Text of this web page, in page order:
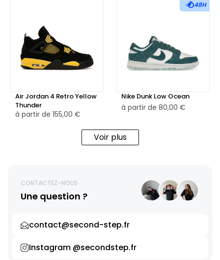
Air Jordan 4 Retro Yellow
Thunder
à partir de 155,00 €
48H
Nike Dunk Low Ocean
à partir de 80,00 €
Voir plus
CONTACTEZ-NOUS
Une question ?
contact@second-step.fr
Instagram @secondstep.fr